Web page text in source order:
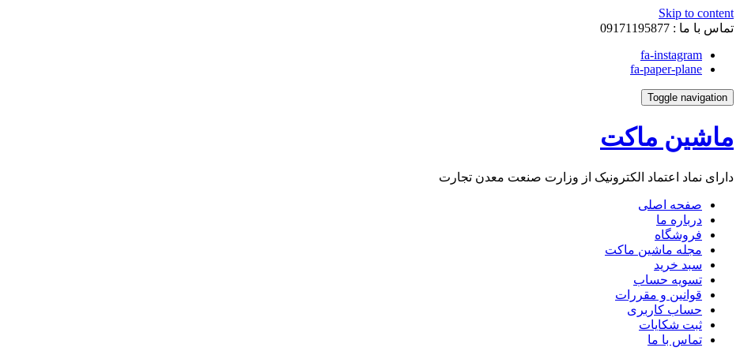
Skip to content
تماس با ما : 09171195877
fa-instagram
fa-paper-plane
Toggle navigation
ماشین ماکت
دارای نماد اعتماد الکترونیک از وزارت صنعت معدن تجارت
صفحه اصلی
درباره ما
فروشگاه
مجله ماشین ماکت
سبد خرید
تسویه حساب
قوانین و مقررات
حساب کاربری
ثبت شکایات
تماس با ما